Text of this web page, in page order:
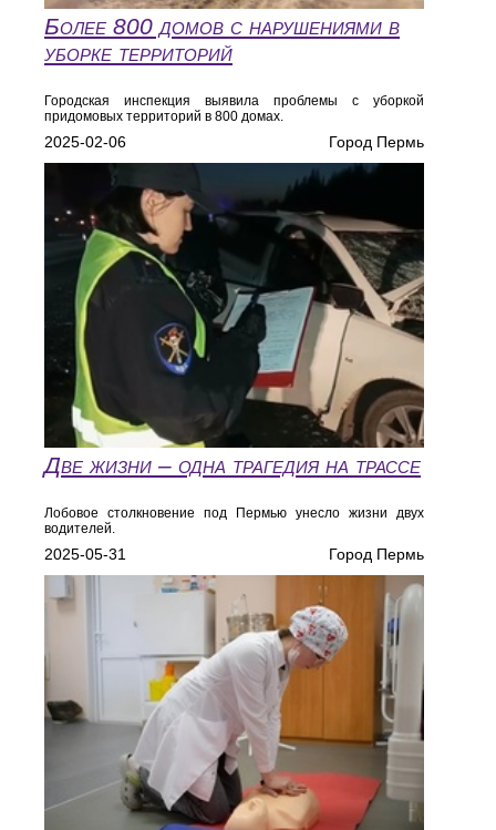
Более 800 домов с нарушениями в
уборке территорий
Городская инспекция выявила проблемы с уборкой
придомовых территорий в 800 домах.
2025-02-06 Город Пермь
Две жизни – одна трагедия на трассе
Лобовое столкновение под Пермью унесло жизни двух
водителей.
2025-05-31 Город Пермь